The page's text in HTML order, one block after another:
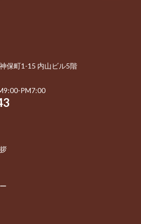
保町1-15 内山ビル5階
PM7:00